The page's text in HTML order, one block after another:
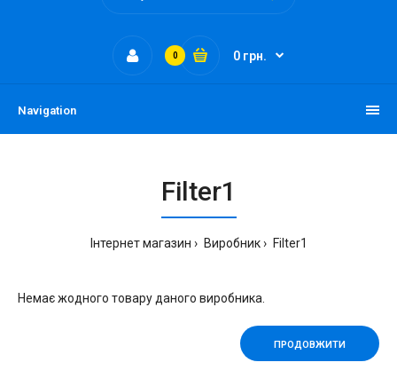
0 0 грн.
Navigation
Filter1
Інтернет магазин Виробник Filter1
Немає жодного товару даного виробника.
ПРОДОВЖИТИ